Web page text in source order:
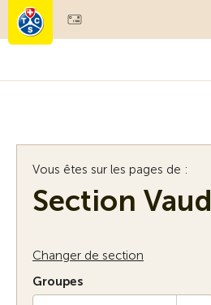
Membres & prestations
Vous êtes sur les pages de :
Section Vaud
Changer de section
Groupes